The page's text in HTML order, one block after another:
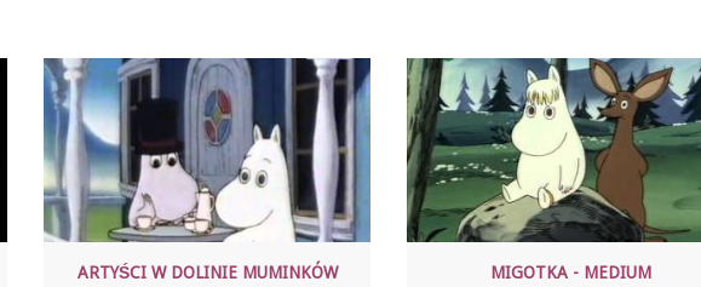
ARTYŚCI W DOLINIE MUMINKÓW MIGOTKA - MEDIUM